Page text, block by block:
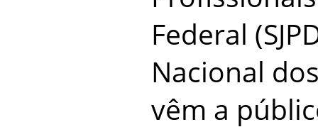
Federal
Nacional
vêm a